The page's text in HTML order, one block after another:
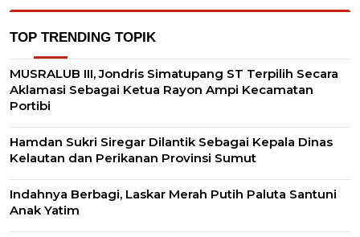
TOP TRENDING TOPIK
MUSRALUB III, Jondris Simatupang ST Terpilih Secara
Aklamasi Sebagai Ketua Rayon Ampi Kecamatan
Portibi
Hamdan Sukri Siregar Dilantik Sebagai Kepala Dinas
Kelautan dan Perikanan Provinsi Sumut
Indahnya Berbagi, Laskar Merah Putih Paluta Santuni
Anak Yatim